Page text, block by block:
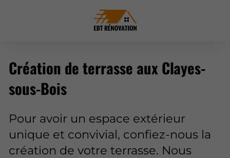
Création de terrasse aux Clayes-
sous-Bois
Pour avoir un espace extérieur
unique et convivial, confiez-nous la
création de votre terrasse. Nous